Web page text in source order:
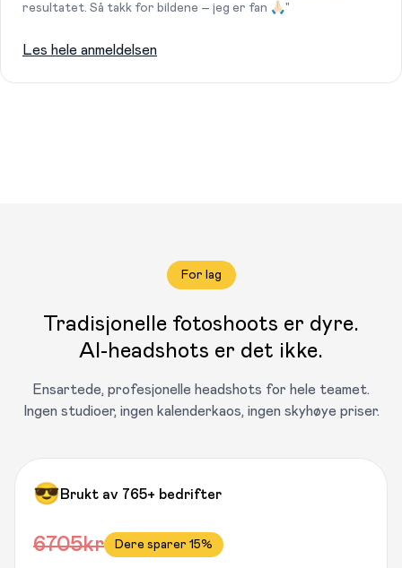
resultatet. Så takk for bildene – jeg er fan 🙏🏻"
Les hele anmeldelsen
For lag
Tradisjonelle fotoshoots er dyre.
AI-headshots er det ikke.
Ensartede, profesjonelle headshots for hele teamet.
Ingen studioer, ingen kalenderkaos, ingen skyhøye priser.
😎Brukt av 765+ bedrifter
6705kr Dere sparer 15%